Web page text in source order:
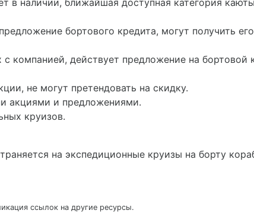
в наличии, ближайшая доступная категория
бортового кредита, могут получить
компанией, действует предложение на бортовой
не могут претендовать на скидку.
акциями и предложениями.
круизов.
на экспедиционные круизы на борту
ссылок на другие ресурсы.